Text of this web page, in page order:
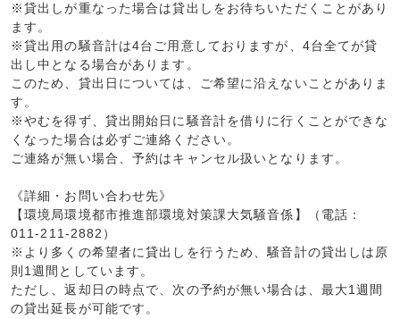
※貸出しが重なった場合は貸出しをお待ちいただくことがあり
ます。
※貸出用の騒音計は4台ご用意しておりますが、4台全てが貸
出し中となる場合があります。
このため、貸出日については、ご希望に沿えないことがありま
す。
※やむを得ず、貸出開始日に騒音計を借りに行くことができな
くなった場合は必ずご連絡ください。
ご連絡が無い場合、予約はキャンセル扱いとなります。
《詳細・お問い合わせ先》
【環境局環境都市推進部環境対策課大気騒音係】（電話：
011-211-2882）
※より多くの希望者に貸出しを行うため、騒音計の貸出しは原
則1週間としています。
ただし、返却日の時点で、次の予約が無い場合は、最大1週間
の貸出延長が可能です。